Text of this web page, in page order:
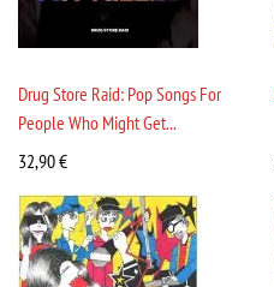
Drug Store Raid: Pop Songs For
People Who Might Get...
32,90€